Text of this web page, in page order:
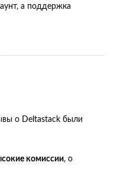
а поддержка
о Deltastack были
комиссии, о